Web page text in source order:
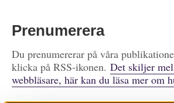
Prenumerera
Du prenumererar på våra
klicka på RSS-ikonen. Det skiljer
webbläsare, här kan du läsa mer om